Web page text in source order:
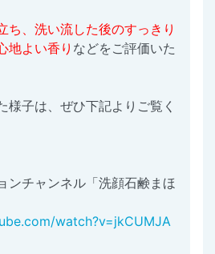
ち、洗い流した後のすっきり
地よい香り などをご評価いた
様子は、ぜひ下記よりご覧く
ンチャンネル「洗顔石鹸まほ
watch?v=jkCUMJA